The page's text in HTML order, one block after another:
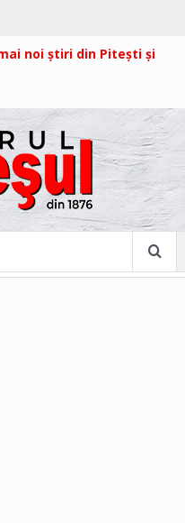
noi știri din Pitești și